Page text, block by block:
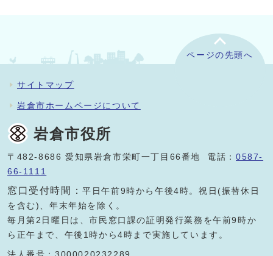
ページの先頭へ
サイトマップ
岩倉市ホームページについて
岩倉市役所
〒482-8686 愛知県岩倉市栄町一丁目66番地 電話：0587-
66-1111
窓口受付時間：平日午前9時から午後4時。祝日(振替休日
を含む)、年末年始を除く。
毎月第2日曜日は、市民窓口課の証明発行業務を午前9時か
ら正午まで、午後1時から4時まで実施しています。